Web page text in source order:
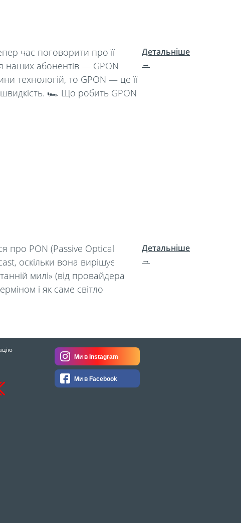
час поговорити про її
наших абонентів — GPON
технологій, то GPON — це її
швидкість. 🏎 Що робить GPON
Детальніше
→
про PON (Passive Optical
оскільки вона вирішує
милі» (від провайдера
і як саме світло
Детальніше
→
Ми в Instagram
Ми в Facebook